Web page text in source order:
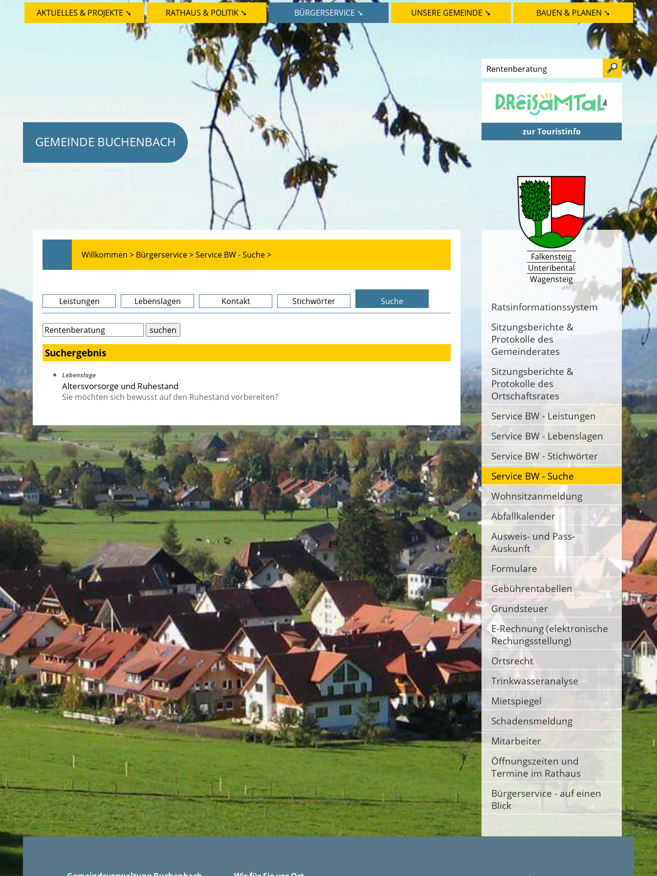
GEMEINDE BUCHENBACH
AKTUELLES & PROJEKTE ➘ RATHAUS & POLITIK ➘ BÜRGERSERVICE ➘ UNSERE GEMEINDE ➘ BAUEN & PLANEN ➘
zur Touristinfo
Willkommen > Bürgerservice >Service BW - Suche >
Leistungen Lebenslagen Kontakt Stichwörter Suche
Suchergebnis
Lebenslage
Altersvorsorge und Ruhestand
Sie möchten sich bewusst auf den Ruhestand vorbereiten?
Falkensteig
Unteribental
Wagensteig
Ratsinformationssystem
Sitzungsberichte &
Protokolle des
Gemeinderates
Sitzungsberichte &
Protokolle des
Ortschaftsrates
Service BW - Leistungen
Service BW - Lebenslagen
Service BW - Stichwörter
Service BW - Suche
Wohnsitzanmeldung
Abfallkalender
Ausweis- und Pass-
Auskunft
Formulare
Gebührentabellen
Grundsteuer
E-Rechnung (elektronische
Rechungsstellung)
Ortsrecht
Trinkwasseranalyse
Mietspiegel
Schadensmeldung
Mitarbeiter
Öffnungszeiten und
Termine im Rathaus
Bürgerservice - auf einen
Blick